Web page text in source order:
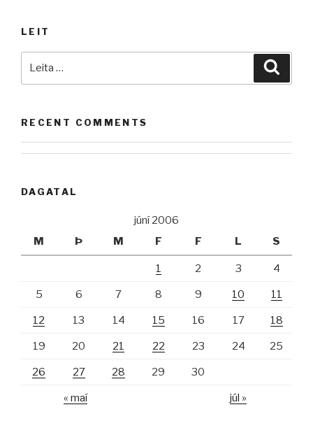
LEIT
RECENT COMMENTS
DAGATAL
júní 2006
M
Þ M F F L S
1 2 3 4
5 6 7 8 9 10 11
12 13 14 15 16 17 18
19 20 21 22 23 24 25
26 27 28 29 30
« maí júl »